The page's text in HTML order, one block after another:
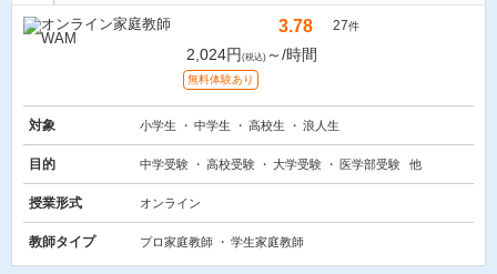
3.78 27件
2,024円 (税込) ～/時間
無料体験あり
対象 小学生 中学生 高校生 浪人生
目的 中学受験 高校受験 大学受験 医学部受験 他
授業形式 オンライン
教師タイプ プロ家庭教師 学生家庭教師